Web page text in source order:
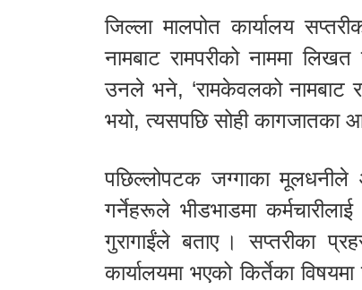
जिल्ला मालपोत कार्यालय
नामबाट रामपरीको नाममा
उनले भने, ‘रामकेवलको नामबाट
भयो, त्यसपछि सोही कागजातका
पछिल्लोपटक जग्गाका
गर्नेहरूले भीडभाडमा
गुरागाईंले बताए । सप्तरीका
कार्यालयमा भएको किर्तेका